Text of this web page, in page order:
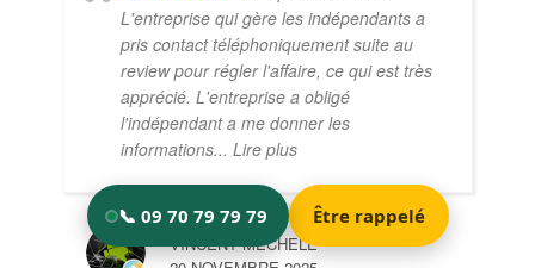
L'entreprise qui gère les indépendants a
pris contact téléphoniquement suite au
review pour régler l'affaire, ce qui est très
apprécié. L'entreprise a obligé
l'indépendant a me donner les
informations... Lire plus
VINCENT MECHELE